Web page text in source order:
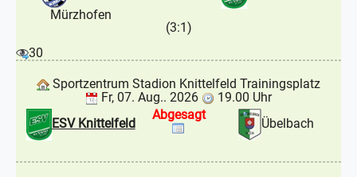
Mürzhofen
(3:1)
30
Sportzentrum Stadion Knittelfeld Trainingsplatz
Fr, 07. Aug.. 2026
19.00 Uhr
ESV Knittelfeld
Übelbach
Abgesagt